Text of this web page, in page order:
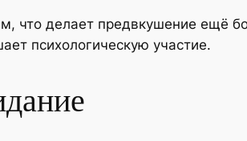
что делает предвкушение ещё
психологическую участие.